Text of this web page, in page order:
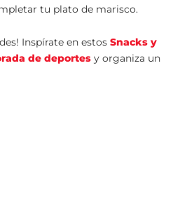
tu plato de marisco.
Inspírate en estosSnacks y
de deportes y organiza un